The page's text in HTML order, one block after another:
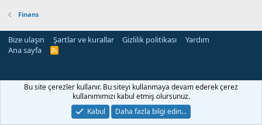
Finans
Bize ulaşın Şartlar ve kurallar Gizlilik politikası
Yardım
Ana sayfa
R
Bu site çerezler kullanır. Bu siteyi kullanmaya devam ederek çerez
kullanımımızı kabul etmiş olursunuz.
Kabul
Daha fazla bilgi edin…